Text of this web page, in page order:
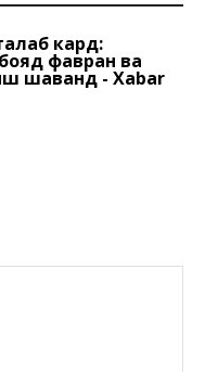
кард:
фавран ва
шаванд - Xabar